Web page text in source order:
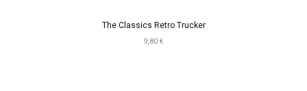
The Classics Retro Trucker
9,80 €